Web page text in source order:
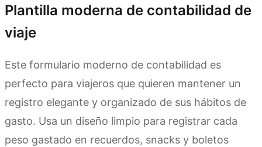
Plantilla moderna de contabilidad de
viaje
Este formulario moderno de contabilidad es
perfecto para viajeros que quieren mantener un
registro elegante y organizado de sus hábitos de
gasto. Usa un diseño limpio para registrar cada
peso gastado en recuerdos, snacks y boletos